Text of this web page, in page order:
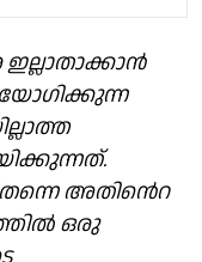
അതിൻെറ
ഒരു